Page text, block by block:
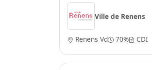
Ville de Renens
Renens Vd 70% CDI